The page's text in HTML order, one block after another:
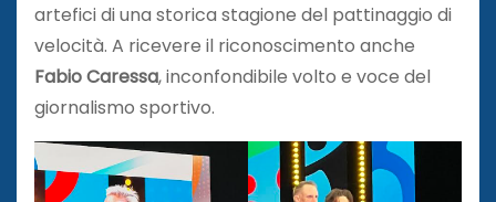
artefici di una storica stagione del pattinaggio di
velocità. A ricevere il riconoscimento anche
Fabio Caressa, inconfondibile volto e voce del
giornalismo sportivo.